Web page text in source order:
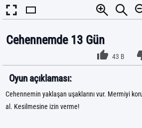
Cehennemde 13 Gün
43 B
Oyun açıklaması:
Cehennemin yaklaşan uşaklarını vur. Mermiyi
al. Kesilmesine izin verme!